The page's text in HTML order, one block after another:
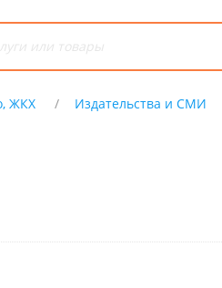
ЖКХ Издательства и СМИ